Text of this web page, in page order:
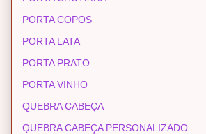
PORTA COPOS
PORTA LATA
PORTA PRATO
PORTA VINHO
QUEBRA CABEÇA
QUEBRA CABEÇA PERSONALIZADO